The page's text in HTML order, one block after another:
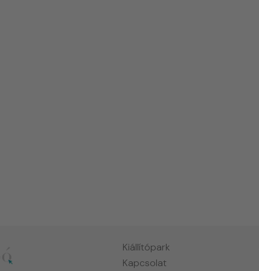
Kiállítópark
Kapcsolat